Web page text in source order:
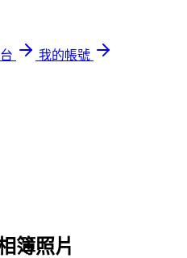
我的帳號
簿照片